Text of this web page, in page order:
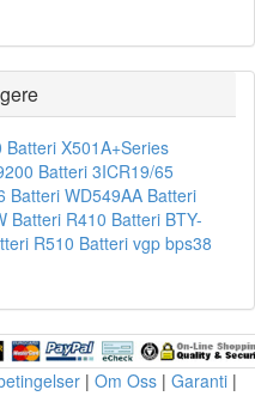
Batteri X501A+Series
Batteri 3ICR19/65
Batteri WD549AA Batteri
Batteri R410 Batteri BTY-
R510 Batteri vgp bps38
| Om Oss | Garanti |